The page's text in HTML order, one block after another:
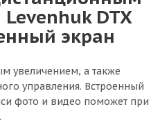
DTX
экран
увеличением, а также
управления. Встроенный
фото и видео поможет при